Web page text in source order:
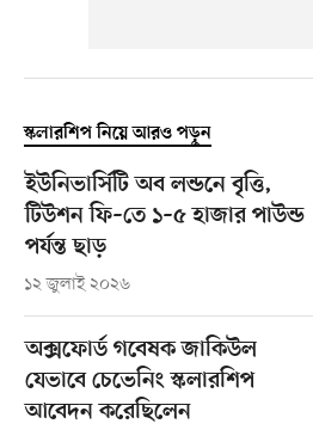
স্কলারশিপ নিয়ে আরও পড়ুন
ইউনিভার্সিটি অব লন্ডনে বৃত্তি,
টিউশন ফি–তে ১–৫ হাজার পাউন্ড
পর্যন্ত ছাড়
১২ জুলাই ২০২৬
অক্সফোর্ড গবেষক জাকিউল
যেভাবে চেভেনিং স্কলারশিপ
আবেদন করেছিলেন